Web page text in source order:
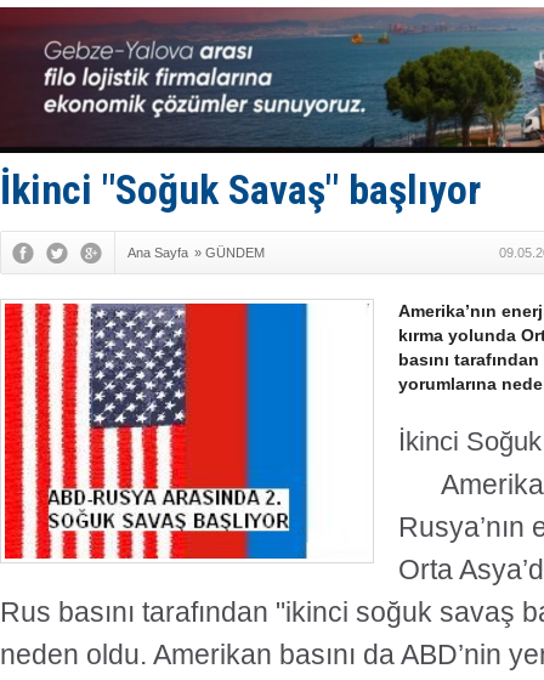
Türkiye-
Türk
Deniz
DÖDER,
Fairline,
Baltık
Runit
Türk
İkinci "Soğuk Savaş" başlıyor
Ana Sayfa » GÜNDEM
Amerika’nın
kırma yolunda
basını
yorumlarına
İkinci
Rusya’nın
Orta
Rus basını tarafından "ikinci soğuk savaş
neden oldu. Amerikan basını da ABD’nin